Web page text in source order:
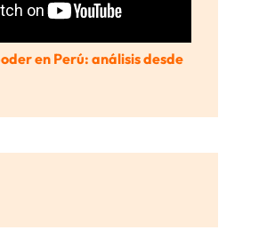
en Perú: análisis desde